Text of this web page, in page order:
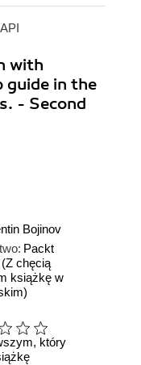
with
in the
- Second
Bojinov
Packt
(Z chęcią
książkę w
który